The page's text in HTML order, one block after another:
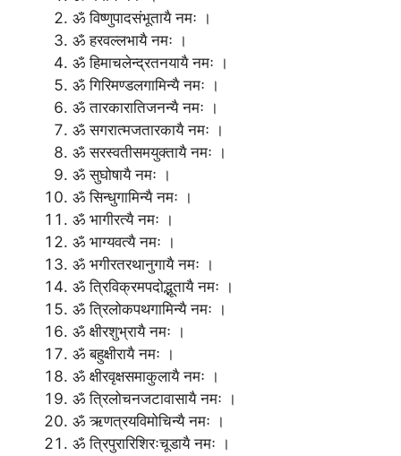
ॐ विष्णुपादसंभूतायै नमः ।
ॐ हरवल्लभायै नमः ।
ॐ हिमाचलेन्द्रतनयायै नमः ।
ॐ गिरिमण्डलगामिन्यै नमः ।
ॐ तारकारातिजनन्यै नमः ।
ॐ सगरात्मजतारकायै नमः ।
ॐ सरस्वतीसमयुक्तायै नमः ।
ॐ सुघोषायै नमः ।
ॐ सिन्धुगामिन्यै नमः ।
ॐ भागीरत्यै नमः ।
ॐ भाग्यवत्यै नमः ।
ॐ भगीरतरथानुगायै नमः ।
ॐ त्रिविक्रमपदोद्भूतायै नमः ।
ॐ त्रिलोकपथगामिन्यै नमः ।
ॐ क्षीरशुभ्रायै नमः ।
ॐ बहुक्षीरायै नमः ।
ॐ क्षीरवृक्षसमाकुलायै नमः ।
ॐ त्रिलोचनजटावासायै नमः ।
ॐ ऋणत्रयविमोचिन्यै नमः ।
ॐ त्रिपुरारिशिरःचूडायै नमः ।